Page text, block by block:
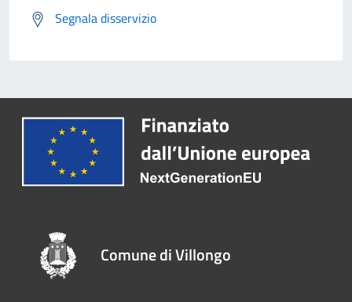
Segnala disservizio
Comune di Villongo